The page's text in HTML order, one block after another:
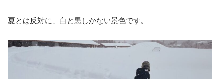
夏とは反対に、白と黒しかない景色です。